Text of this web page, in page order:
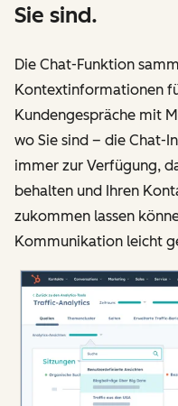
Sie sind.
Die Chat-Funktion
Kontextinformationen
Kundengespräche mit
wo Sie sind – die Chat-
immer zur Verfügung,
behalten und Ihren
zukommen lassen
Kommunikation leicht